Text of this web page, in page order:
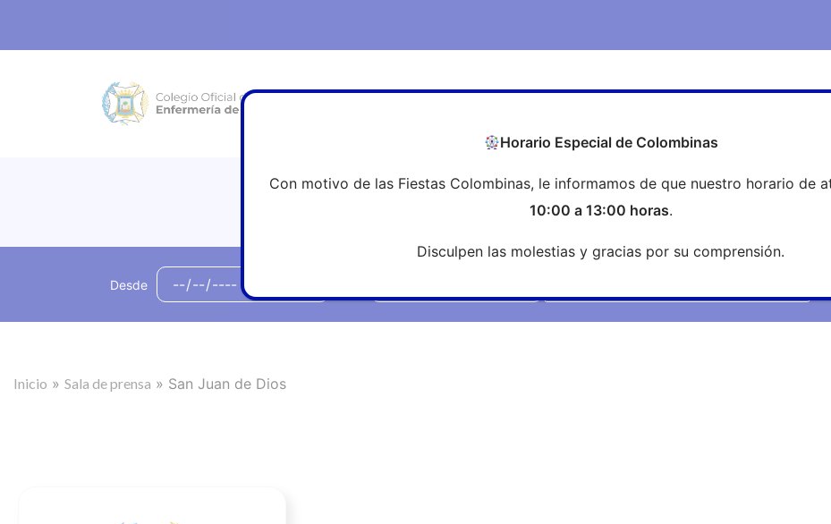
Noticias
Desde
Inicio » Sala de prensa » San Juan de Dios
Horario Especial de Colombinas
Con motivo de las Fiestas Colombinas, le informamos de que nuestro horario de
10:00 a 13:00 horas.
Disculpen las molestias y gracias por su comprensión.